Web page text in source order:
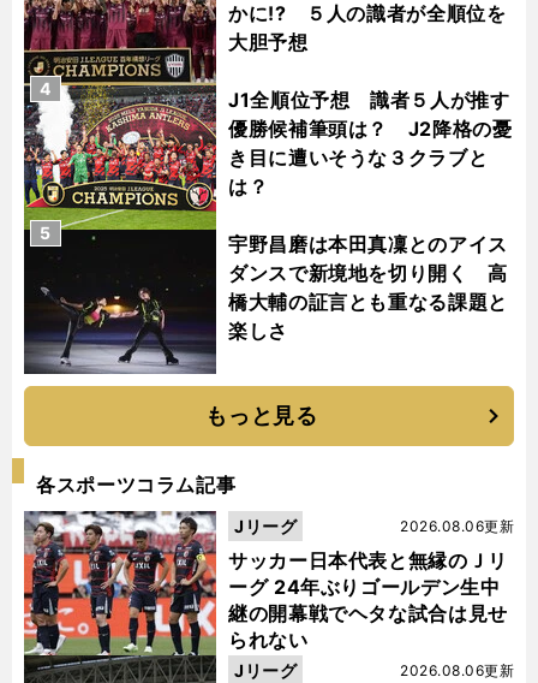
かに!? ５人の識者が全順位を
大胆予想
J1全順位予想 識者５人が推す
優勝候補筆頭は？ J2降格の憂
き目に遭いそうな３クラブと
は？
4
宇野昌磨は本田真凜とのアイス
ダンスで新境地を切り開く 高
橋大輔の証言とも重なる課題と
楽しさ
5
もっと見る
各スポーツコラム記事
サッカー日本代表と無縁のＪリ
ーグ 24年ぶりゴールデン生中
継の開幕戦でヘタな試合は見せ
られない
2026.08.06更新
Jリーグ
2026.08.06更新
Jリーグ